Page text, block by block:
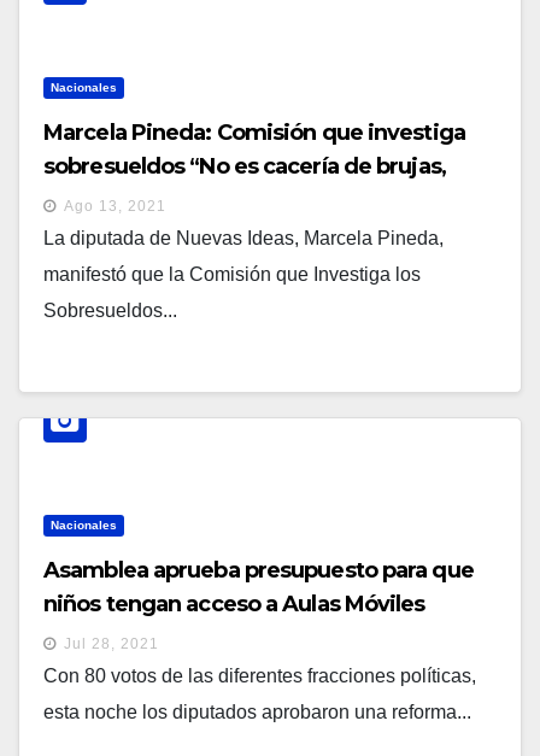
Nacionales
Marcela Pineda: Comisión que investiga
sobresueldos “No es cacería de brujas,
estamos detrás de los corruptos”
Ago 13, 2021
La diputada de Nuevas Ideas, Marcela Pineda,
manifestó que la Comisión que Investiga los
Sobresueldos...
Nacionales
Asamblea aprueba presupuesto para que
niños tengan acceso a Aulas Móviles
Jul 28, 2021
Con 80 votos de las diferentes fracciones políticas,
esta noche los diputados aprobaron una reforma...